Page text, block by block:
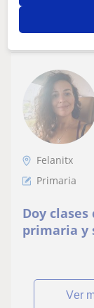
Felanitx
Primaria
Doy
primaria y
ver